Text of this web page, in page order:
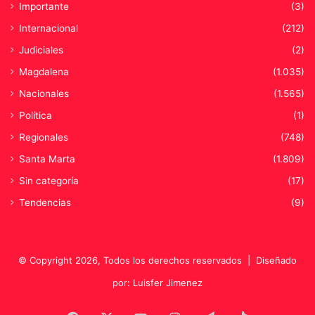
Importante
(3)
Internacional
(212)
Judiciales
(2)
Magdalena
(1.035)
Nacionales
(1.565)
Política
(1)
Regionales
(748)
Santa Marta
(1.809)
Sin categoría
(17)
Tendencias
(9)
© Copyright 2026, Todos los derechos reservados | Diseñado
por: Luisfer Jimenez